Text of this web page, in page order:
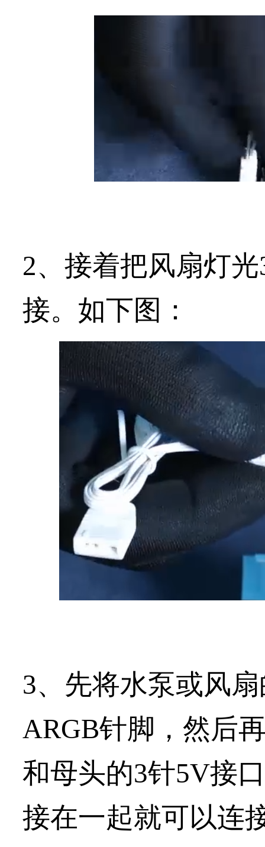
2、接着把风扇灯
接。如下图：
3、先将水泵或风
ARGB针脚，然后
和母头的3针5V接
接在一起就可以连